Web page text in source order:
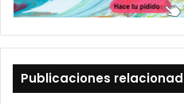
Publicaciones